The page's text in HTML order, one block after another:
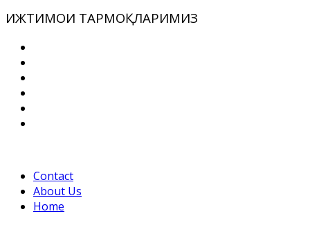
ИЖТИМОИ ТАРМОҚЛАРИМИЗ
Contact
About Us
Home